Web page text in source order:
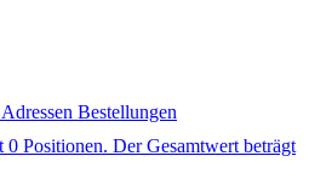
Adressen Bestellungen
0 Positionen. Der Gesamtwert beträgt